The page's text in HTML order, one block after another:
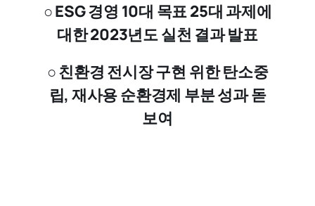
○ ESG 경영 10대 목표 25대 과제에
대한 2023년도 실천 결과 발표
○ 친환경 전시장 구현 위한 탄소중
립, 재사용 순환경제 부분 성과 돋
보여